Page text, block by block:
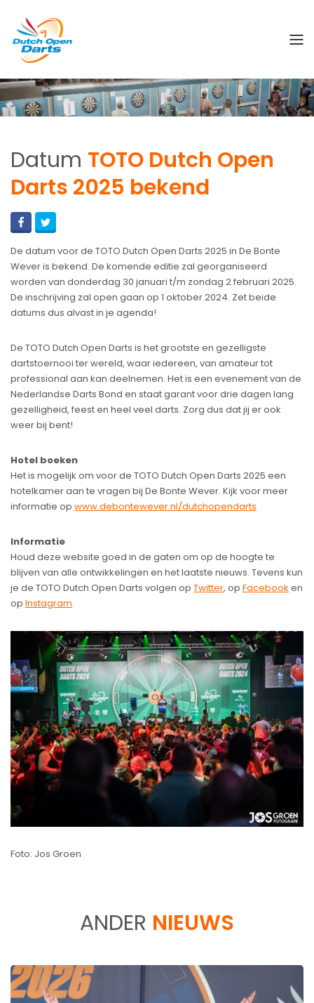
Datum TOTO Dutch Open
Darts 2025 bekend
De datum voor de TOTO Dutch Open Darts 2025 in De Bonte
Wever is bekend. De komende editie zal georganiseerd
worden van donderdag 30 januari t/m zondag 2 februari 2025.
De inschrijving zal open gaan op 1 oktober 2024. Zet beide
datums dus alvast in je agenda!
De TOTO Dutch Open Darts is het grootste en gezelligste
dartstoernooi ter wereld, waar iedereen, van amateur tot
professional aan kan deelnemen. Het is een evenement van de
Nederlandse Darts Bond en staat garant voor drie dagen lang
gezelligheid, feest en heel veel darts. Zorg dus dat jij er ook
weer bij bent!
Hotel boeken
Het is mogelijk om voor de TOTO Dutch Open Darts 2025 een
hotelkamer aan te vragen bij De Bonte Wever. Kijk voor meer
informatie op www.debontewever.nl/dutchopendarts
Informatie
Houd deze website goed in de gaten om op de hoogte te
blijven van alle ontwikkelingen en het laatste nieuws. Tevens kun
je de TOTO Dutch Open Darts volgen op Twitter, op Facebook en
op Instagram.
Foto: Jos Groen
ANDER NIEUWS